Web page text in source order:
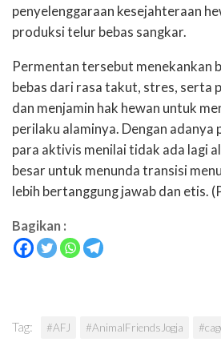
penyelenggaraan kesejahteraan
produksi telur bebas sangkar.
Permentan tersebut menekankan
bebas dari rasa takut, stres, serta
dan menjamin hak hewan untuk
perilaku alaminya. Dengan adanya
para aktivis menilai tidak ada lagi
besar untuk menunda transisi
lebih bertanggung jawab dan etis.
Bagikan :
Tag: #AFJ #AnimalFriendsJogja